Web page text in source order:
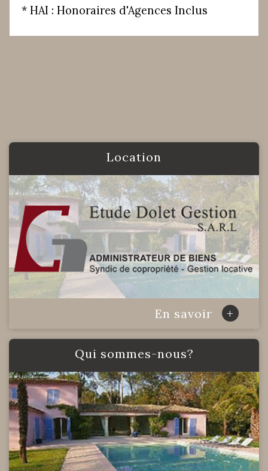
* HAI : Honoraires d'Agences Inclus
location
En savoir +
qui sommes-nous?